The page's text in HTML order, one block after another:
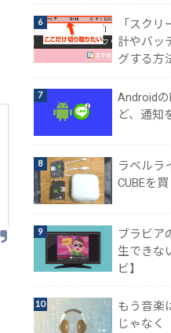
「スク
計やバッ
グする方
Android
ど、通知
ラベルラ
CUBEを
ブラビア
生できな
ビ】
もう音楽
じゃなく